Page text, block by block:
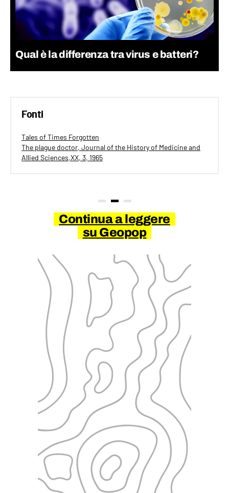
Qual è la differenza tra virus e batteri?
Fonti
Tales of Times Forgotten
The plague doctor, Journal of the History of Medicine and
Allied Sciences,XX, 3, 1965
Continua a leggere
su Geopop